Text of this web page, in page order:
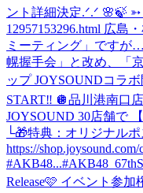
ント詳細決定.ᐟ.ᐟ 🌸🍃 ➳
12957153296.html 広島
ミーティング」ですが
幌握手会」と改め、「
ップ JOYSOUNDコラ
START‼️ 🪩品川港南口
JOYSOUND 30店舗で
└🎁特典：オリジナル
https://
#AKB48...
Release🩷 イベント参